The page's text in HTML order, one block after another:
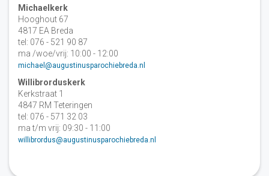
Michaelkerk
Hooghout 67
4817 EA Breda
tel: 076 - 521 90 87
ma /woe/vrij: 10:00 - 12:00
michael@augustinusparochiebreda.nl
Willibrorduskerk
Kerkstraat 1
4847 RM Teteringen
tel: 076 - 571 32 03
ma t/m vrij: 09:30 - 11:00
willibrordus@augustinusparochiebreda.nl